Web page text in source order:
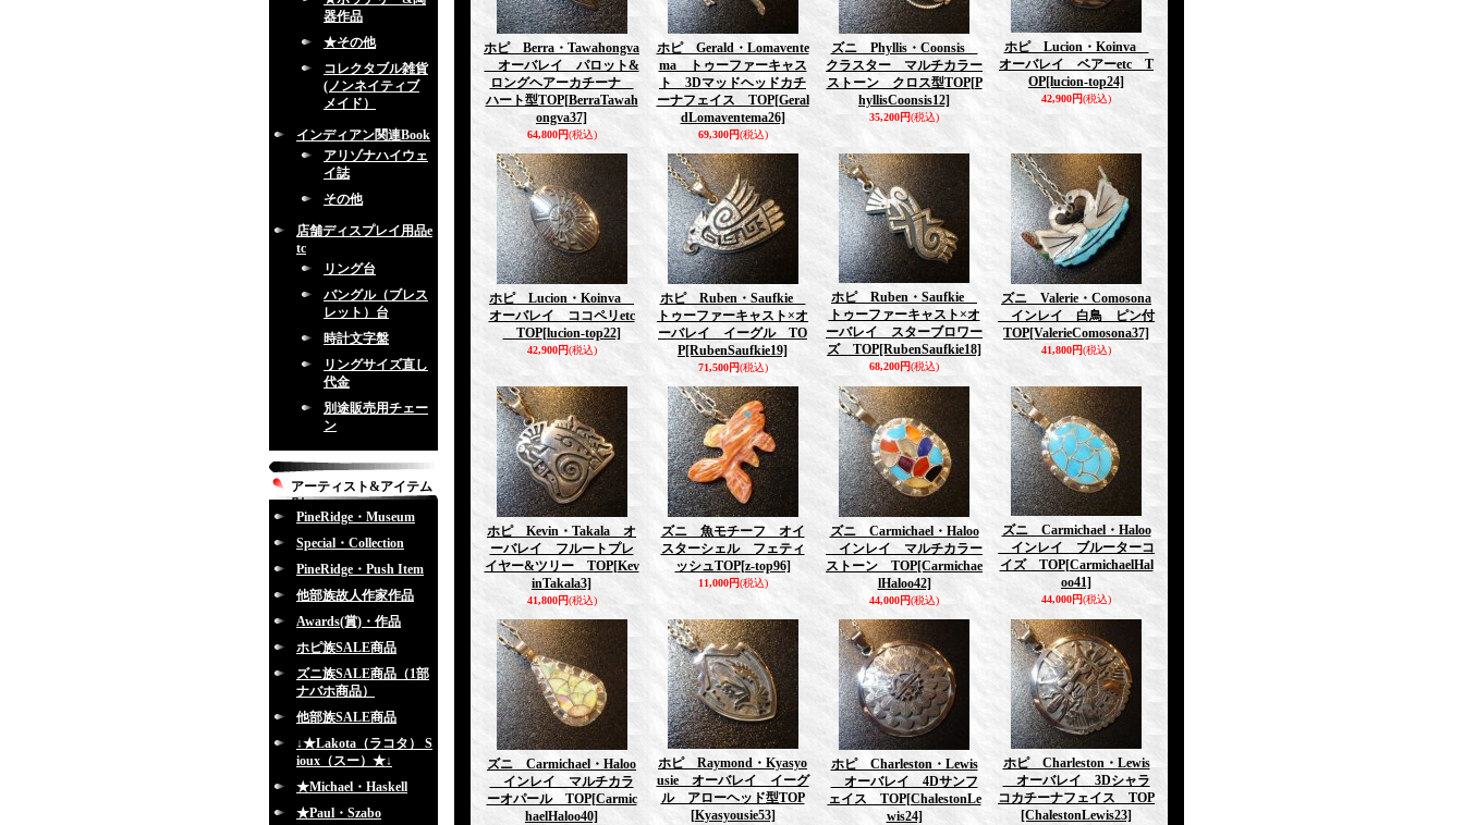
器作品
★その他
コレクタブル雑貨
(ノンネイティブ
メイド）
インディアン関連Book
アリゾナハイウェ
イ誌
その他
店舗ディスプレイ用品e
tc
リング台
バングル（ブレス
レット）台
時計文字盤
リングサイズ直し
代金
別途販売用チェー
ン
アーティスト&アイテム
別
PineRidge・Museum
Special・Collection
PineRidge・Push Item
他部族故人作家作品
Awards(賞)・作品
ホピ族SALE商品
ズニ族SALE商品（1部
ナバホ商品）
他部族SALE商品
↓★Lakota（ラコタ） S
ioux（スー）★↓
★Michael・Haskell
★Paul・Szabo
ホピ Berra・Tawahongva
オーバレイ パロット&
ロングヘアーカチーナ
ハート型TOP[BerraTawah
ongva37]
64,800円(税込)
ホピ Gerald・Lomavente
ma トゥーファーキャス
ト 3Dマッドヘッドカチ
ーナフェイス TOP[Geral
dLomaventema26]
69,300円(税込)
ズニ Phyllis・Coonsis
クラスター マルチカラー
ストーン クロス型TOP[P
hyllisCoonsis12]
35,200円(税込)
ホピ Lucion・Koinva
オーバレイ ベアーetc T
OP[lucion-top24]
42,900円(税込)
ホピ Lucion・Koinva
オーバレイ ココペリetc
TOP[lucion-top22]
42,900円(税込)
ホピ Ruben・Saufkie
トゥーファーキャスト×オ
ーバレイ イーグル TO
P[RubenSaufkie19]
71,500円(税込)
ホピ Ruben・Saufkie
トゥーファーキャスト×オ
ーバレイ スターブロワー
ズ TOP[RubenSaufkie18]
68,200円(税込)
ズニ Valerie・Comosona
インレイ 白鳥 ピン付
TOP[ValerieComosona37]
41,800円(税込)
ホピ Kevin・Takala オ
ーバレイ フルートプレ
イヤー&ツリー TOP[Kev
inTakala3]
41,800円(税込)
ズニ 魚モチーフ オイ
スターシェル フェティ
ッシュTOP[z-top96]
11,000円(税込)
ズニ Carmichael・Haloo
インレイ マルチカラー
ストーン TOP[Carmichae
lHaloo42]
44,000円(税込)
ズニ Carmichael・Haloo
インレイ ブルーターコ
イズ TOP[CarmichaelHal
oo41]
44,000円(税込)
ズニ Carmichael・Haloo
インレイ マルチカラ
ーオパール TOP[Carmic
haelHaloo40]
ホピ Raymond・Kyasyo
usie オーバレイ イーグ
ル アローヘッド型TOP
[Kyasyousie53]
ホピ Charleston・Lewis
オーバレイ 4Dサンフ
ェイス TOP[ChalestonLe
wis24]
ホピ Charleston・Lewis
オーバレイ 3Dシャラ
コカチーナフェイス TOP
[ChalestonLewis23]